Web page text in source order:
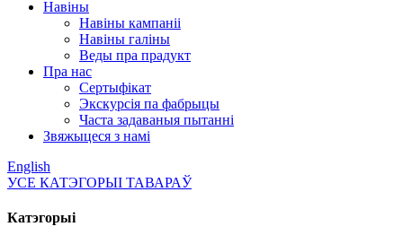
Навіны
Навіны кампаніі
Навіны галіны
Веды пра прадукт
Пра нас
Сертыфікат
Экскурсія па фабрыцы
Часта задаваныя пытанні
Звяжыцеся з намі
English
УСЕ КАТЭГОРЫІ ТАВАРАЎ
Катэгорыі